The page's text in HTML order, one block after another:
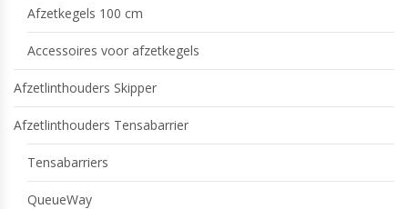
Afzetkegels 100 cm
Accessoires voor afzetkegels
Afzetlinthouders Skipper
Afzetlinthouders Tensabarrier
Tensabarriers
QueueWay